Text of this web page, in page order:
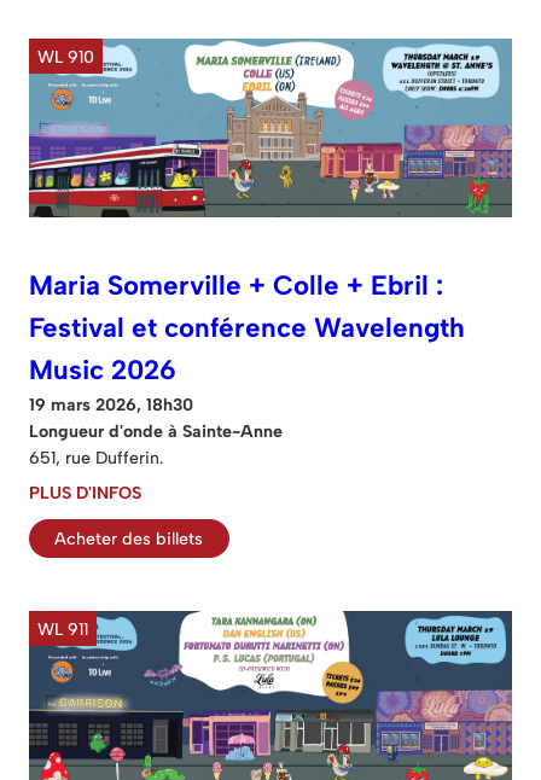
WL 910
Maria Somerville + Colle + Ebril :
Festival et conférence Wavelength
Music 2026
19 mars 2026, 18h30
Longueur d'onde à Sainte-Anne
651, rue Dufferin.
PLUS D'INFOS
Acheter des billets
WL 911